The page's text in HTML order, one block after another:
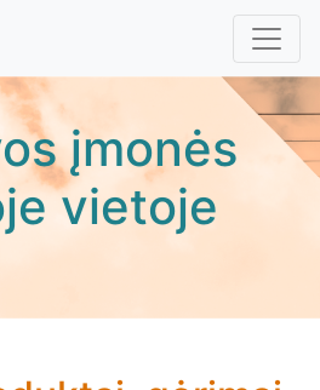
įmonės
vietoje